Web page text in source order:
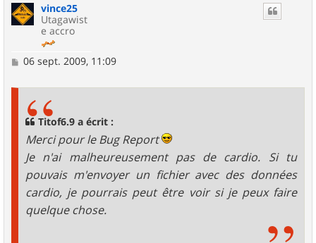
vince25
Utagawist
e accro
M
06 sept. 2009, 11:09
Titof6.9 a écrit :
Merci pour le Bug Report
Je n'ai malheureusement pas de cardio. Si tu
pouvais m'envoyer un fichier avec des données
cardio, je pourrais peut être voir si je peux faire
quelque chose.